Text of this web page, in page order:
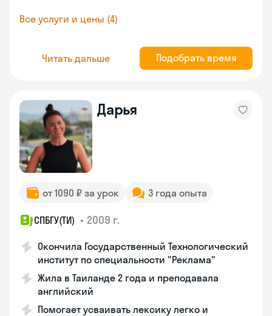
Все услуги и цены (4)
Читать дальше Подобрать время
Дарья
от 1090 ₽ за урок 3 года опыта
СПБГУ(ТИ) • 2009 г.
Окончила Государственный Технологический
институт по специальности "Реклама"
Жила в Таиланде 2 года и преподавала
английский
Помогает усваивать лексику легко и